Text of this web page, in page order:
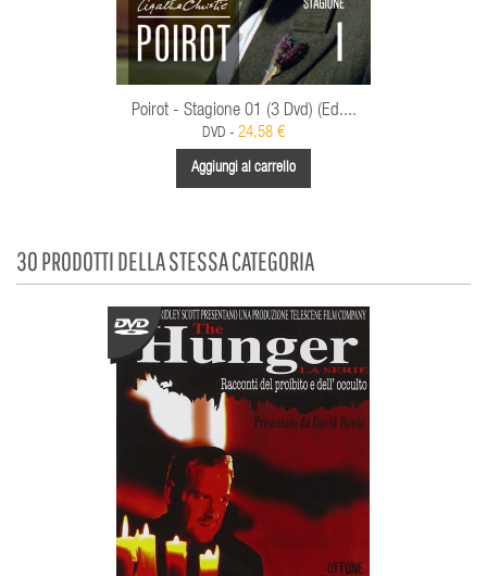
Poirot - Stagione 01 (3 Dvd) (Ed....
DVD - 24,58 €
Aggiungi al carrello
30 PRODOTTI DELLA STESSA CATEGORIA